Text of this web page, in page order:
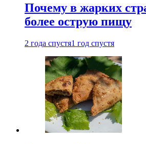
Почему в жарких
более острую пищу
2 года спустя1 год спустя